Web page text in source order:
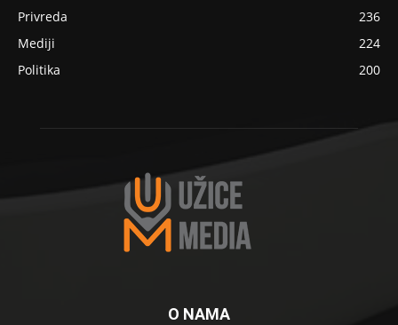
Privreda
236
Mediji
224
Politika
200
O NAMA